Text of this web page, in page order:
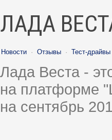
ЛАДА
Новости · Отзывы · Тест-драйвы
Лада Веста -
на платформе
на сентябрь